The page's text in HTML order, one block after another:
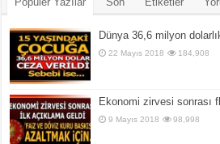
Dünya 36,6 milyon
22 Mayıs 2018 184,908
Ekonomi zirvesi sonrası
9 Mayıs 2018 98,998